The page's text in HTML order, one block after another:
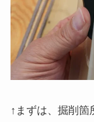
↑まずは、掘削